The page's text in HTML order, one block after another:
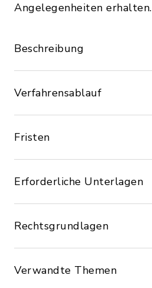
Angelegenheiten erhalten.
Beschreibung
Verfahrensablauf
Fristen
Erforderliche Unterlagen
Rechtsgrundlagen
Verwandte Themen